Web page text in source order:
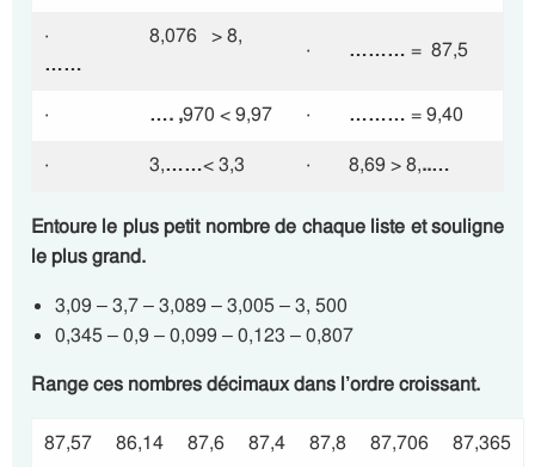
· 8,076 > 8,
……
· ……… = 87,5
· …. ,970 < 9,97 · ……… = 9,40
· 3,……< 3,3 · 8,69 > 8,..…
Entoure le plus petit nombre de chaque liste et souligne
le plus grand.
3,09 – 3,7 – 3,089 – 3,005 – 3, 500
0,345 – 0,9 – 0,099 – 0,123 – 0,807
Range ces nombres décimaux dans l’ordre croissant.
87,57 86,14 87,6 87,4 87,8 87,706 87,365